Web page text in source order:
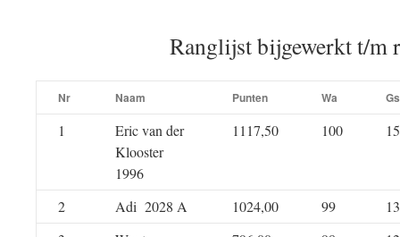
Ranglijst bijgewerkt t/m
Nr Naam Punten Wa
1
Eric van der
Klooster
1996
1117,50 100 15
2 Adi 2028 A 1024,00 99
13